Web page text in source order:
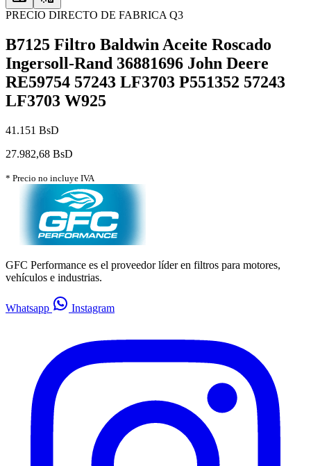
PRECIO DIRECTO DE FABRICA Q3
B7125 Filtro Baldwin Aceite Roscado
Ingersoll-Rand 36881696 John Deere
RE59754 57243 LF3703 P551352 57243
LF3703 W925
41.151 BsD
27.982,68 BsD
* Precio no incluye IVA
GFC Performance es el proveedor líder en filtros para motores,
vehículos e industrias.
Whatsapp Instagram